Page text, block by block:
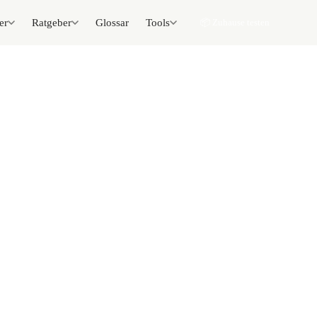
Ratgeber Glossar Tools